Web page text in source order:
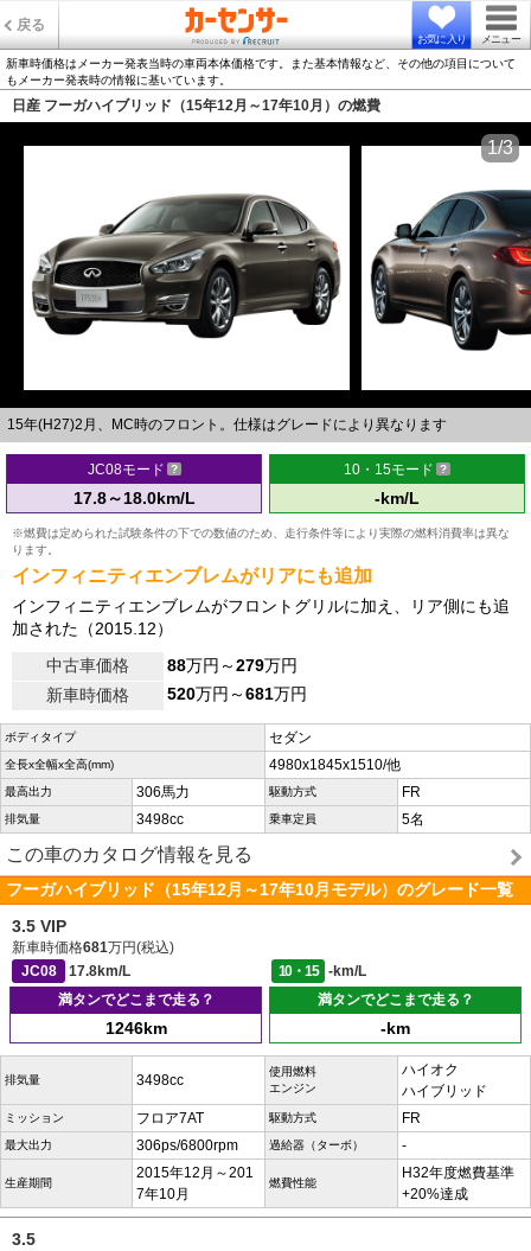
戻る
お気に入り メニュー
新車時価格はメーカー発表当時の車両本体価格です。また基本情報など、その他の項目について
もメーカー発表時の情報に基いています。
日産 フーガハイブリッド（15年12月～17年10月）の燃費
15年(H27)2月、MC時のフロント。仕様はグレードにより異なります
1/3
JC08モード
17.8～18.0km/L
10・15モード
-km/L
※燃費は定められた試験条件の下での数値のため、走行条件等により実際の燃料消費率は異な
ります。
インフィニティエンブレムがリアにも追加
インフィニティエンブレムがフロントグリルに加え、リア側にも追
加された（2015.12）
中古車価格
88万円～279万円
新車時価格
520万円～681万円
ボディタイプ セダン
全長x全幅x全高(mm) 4980x1845x1510/他
最高出力 306馬力 駆動方式 FR
排気量 3498cc 乗車定員 5名
この車のカタログ情報を見る
フーガハイブリッド（15年12月～17年10月モデル）のグレード一覧
3.5 VIP
新車時価格681万円(税込)
JC08
17.8km/L 10・15
-km/L
満タンでどこまで走る？
1246km
満タンでどこまで走る？
-km
排気量 3498cc
使用燃料
エンジン
ハイオク
ハイブリッド
ミッション フロア7AT 駆動方式 FR
最大出力 306ps/6800rpm 過給器（ターボ） -
生産期間
2015年12月～201
7年10月
燃費性能
H32年度燃費基準
+20%達成
3.5